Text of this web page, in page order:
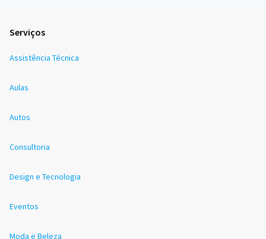
Serviços
Assistência Técnica
Aulas
Autos
Consultoria
Design e Tecnologia
Eventos
Moda e Beleza